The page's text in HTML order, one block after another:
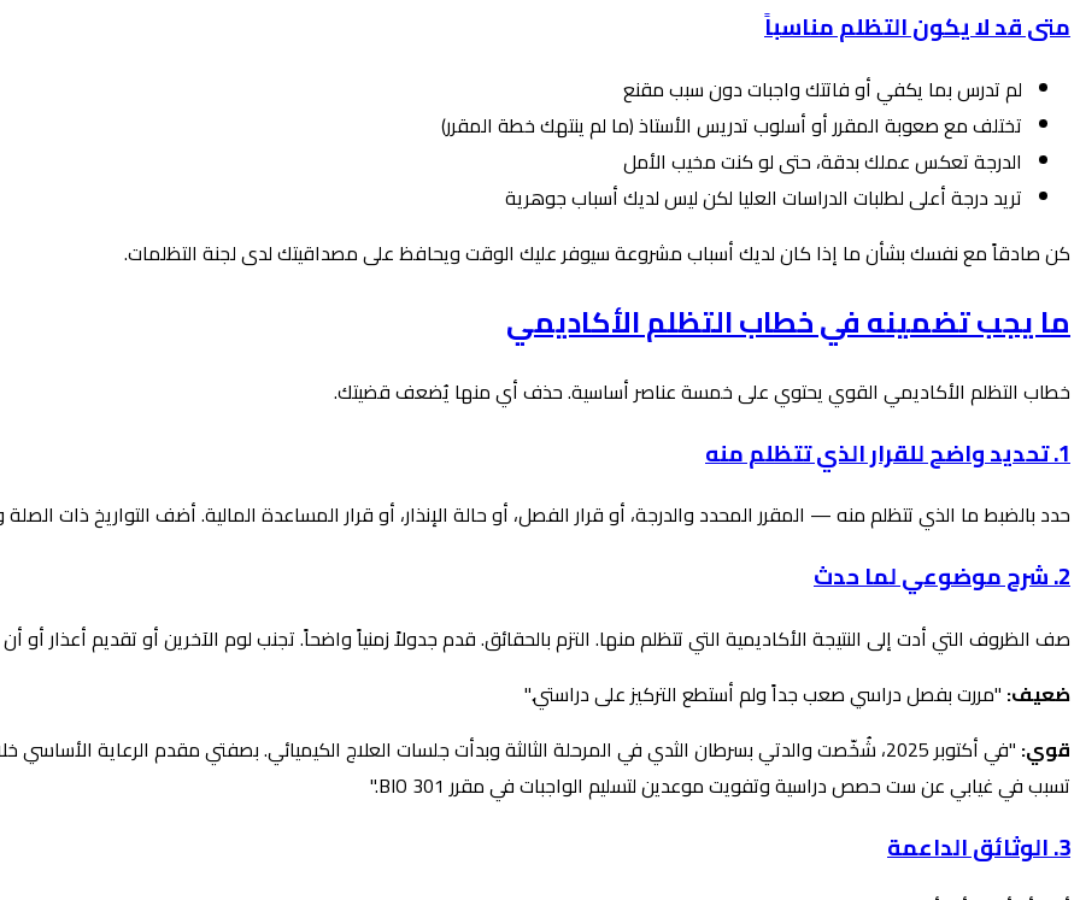
متى قد لا يكون التظلم مناسباً
لم تدرس بما يكفي أو فاتتك واجبات دون سبب مقنع
تختلف مع صعوبة المقرر أو أسلوب تدريس الأستاذ (ما لم ينتهك خطة المقرر)
الدرجة تعكس عملك بدقة، حتى لو كنت مخيب الأمل
تريد درجة أعلى لطلبات الدراسات العليا لكن ليس لديك أسباب جوهرية
كن صادقاً مع نفسك بشأن ما إذا كان لديك أسباب مشروعة سيوفر عليك الوقت ويحافظ على مصداقيتك لدى لجنة التظلمات.
ما يجب تضمينه في خطاب التظلم الأكاديمي
خطاب التظلم الأكاديمي القوي يحتوي على خمسة عناصر أساسية. حذف أي منها يُضعف قضيتك.
1. تحديد واضح للقرار الذي تتظلم منه
حدد بالضبط ما الذي تتظلم منه — المقرر المحدد والدرجة، أو قرار الفصل، أو حالة الإنذار، أو قرار المساعدة المالية. أضف التواريخ ذات
2. شرح موضوعي لما حدث
صف الظروف التي أدت إلى النتيجة الأكاديمية التي تتظلم منها. التزم بالحقائق. قدم جدولاً زمنياً واضحاً. تجنب لوم الآخرين أو تقديم أعذار أو
ضعيف: "مررت بفصل دراسي صعب جداً ولم أستطع التركيز على دراستي."
قوي:
"في أكتوبر 2025، شُخّصت والدتي بسرطان الثدي في المرحلة الثالثة وبدأت جلسات العلاج الكيميائي. بصفتي مقدم الرعاية
تسبب في غيابي عن ست حصص دراسية وتفويت موعدين لتسليم الواجبات في مقرر BIO 301."
3. الوثائق الداعمة